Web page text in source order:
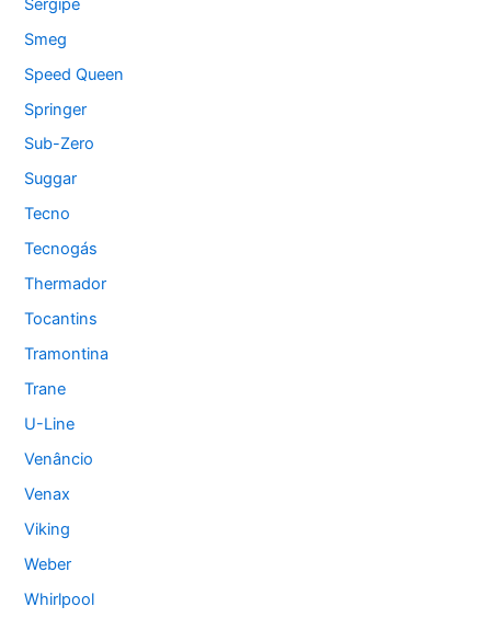
Sergipe
Smeg
Speed Queen
Springer
Sub-Zero
Suggar
Tecno
Tecnogás
Thermador
Tocantins
Tramontina
Trane
U-Line
Venâncio
Venax
Viking
Weber
Whirlpool